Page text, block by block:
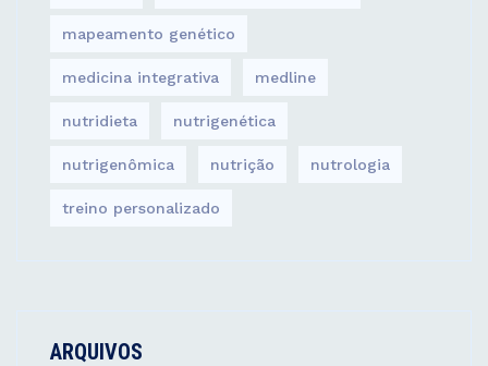
mapeamento genético
medicina integrativa medline
nutridieta nutrigenética
nutrigenômica nutrição nutrologia
treino personalizado
ARQUIVOS